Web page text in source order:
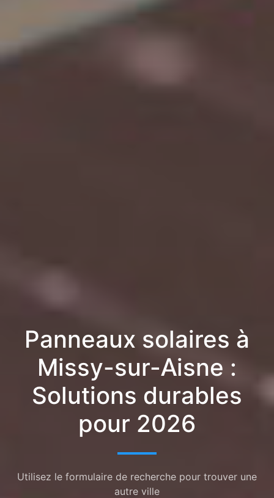
Panneaux solaires à
Missy-sur-Aisne :
Solutions durables
pour 2026
Utilisez le formulaire de recherche pour trouver une
autre ville